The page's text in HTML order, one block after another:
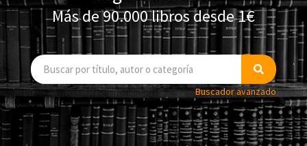
Más de 90.000 libros desde 1€
Buscador avanzado